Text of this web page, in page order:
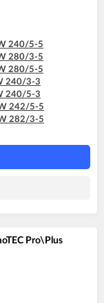
240/5-5
280/3-5
280/5-5
240/3-3
240/5-3
242/5-5
282/3-5
282/5-5
322/3-5
362/3-5
242/3-3
Pro\Plus